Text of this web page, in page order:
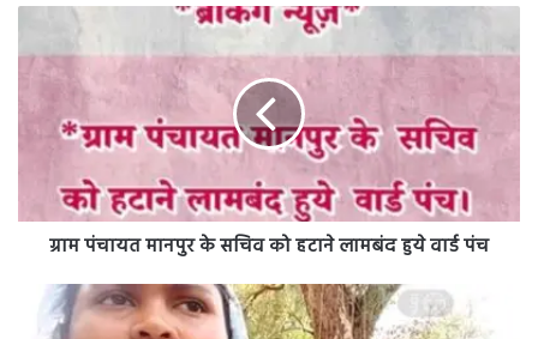
ग्राम
मानपुर
सचिव
लामबंद
हुये
ग्राम पंचायत मानपुर के सचिव को हटाने लामबंद हुये वार्ड पंच
ऑपरेशन
तलाश